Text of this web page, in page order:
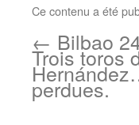
Ce contenu a été
← Bilbao
Trois toros
perdues.